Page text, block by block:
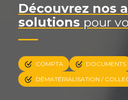
Découvrez nos
solutions pour
COMPTA DOCUMENTS
DÉMATÉRIALISATION /